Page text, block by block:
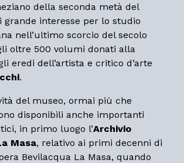
della seconda metà del
grande interesse per lo studio
nell’ultimo scorcio del secolo
oltre 500 volumi donati alla
eredi dell’artista e critico d’arte
.
del museo, ormai più che
disponibili anche importanti
in primo luogo l’Archivio
Masa, relativo ai primi decenni di
Bevilacqua La Masa, quando